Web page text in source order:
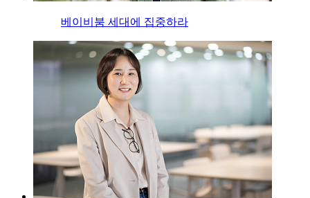
베이비붐 세대에 집중하라